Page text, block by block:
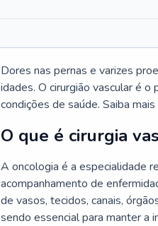
Dores nas pernas e varizes
idades. O cirurgião vascular é
condições de saúde. Saiba
O que é cirurgia
A oncologia é a especialidade
acompanhamento de
de vasos, tecidos, canais,
sendo essencial para manter a